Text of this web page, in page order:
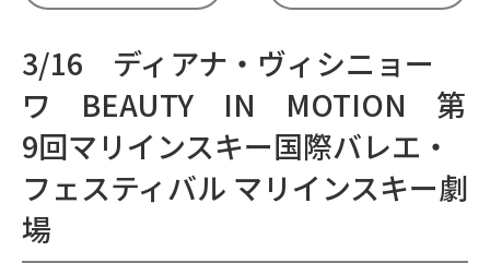
3/16 ディアナ・ヴィシニョー
ワ BEAUTY IN MOTION 第
9回マリインスキー国際バレエ・
フェスティバル マリインスキー劇
場